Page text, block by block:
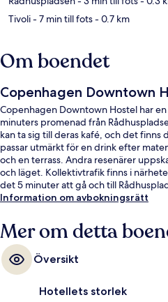
Tivoli- 7 min till fots- 0.7 km
Om boendet
Copenhagen Downtown
Copenhagen Downtown Hostel har
minuters promenad från
kan ta sig till deras kafé, och det
passar utmärkt för en drink efter
och en terrass. Andra resenärer
och läget. Kollektivtrafik finns i
det 5 minuter att gå och till
Information om avbokningsrätt
Mer om detta
Översikt
Hotellets storlek